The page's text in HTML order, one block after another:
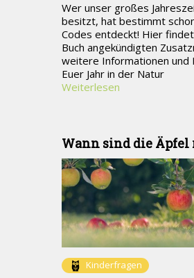
Wer unser großes
besitzt, hat bestimmt
Codes entdeckt! Hier
Buch angekündigten
weitere Informationen und
Euer Jahr in der Natur
Weiterlesen
Wann sind die Äpfel
Kinderfragen